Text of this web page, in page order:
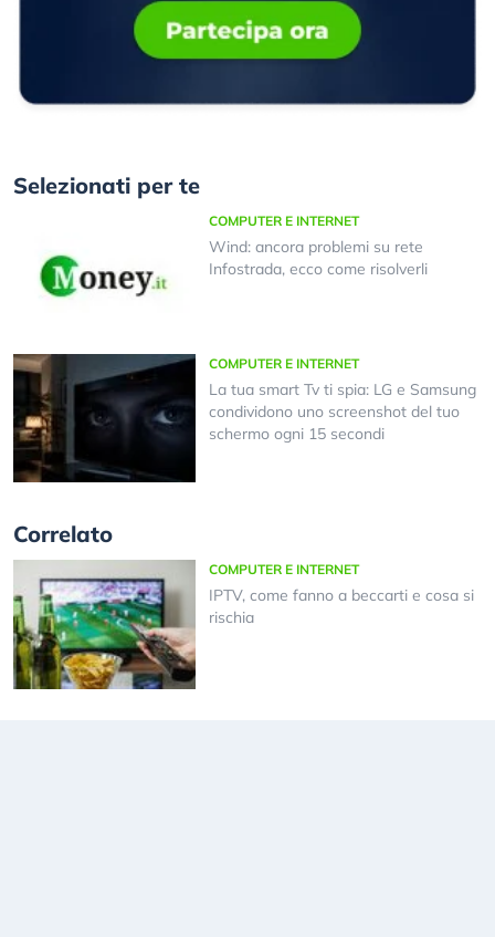
Selezionati per te
COMPUTER E INTERNET
Wind: ancora problemi su rete
Infostrada, ecco come risolverli
COMPUTER E INTERNET
La tua smart Tv ti spia: LG e Samsung
condividono uno screenshot del tuo
schermo ogni 15 secondi
Correlato
COMPUTER E INTERNET
IPTV, come fanno a beccarti e cosa si
rischia